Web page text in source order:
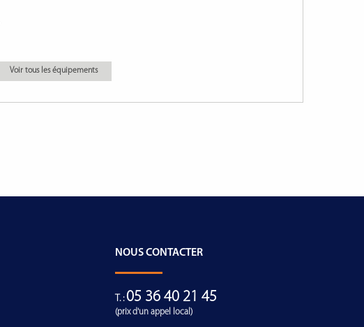
Voir tous les équipements
NOUS CONTACTER
T. :05 36 40 21 45
(prix d'un appel local)